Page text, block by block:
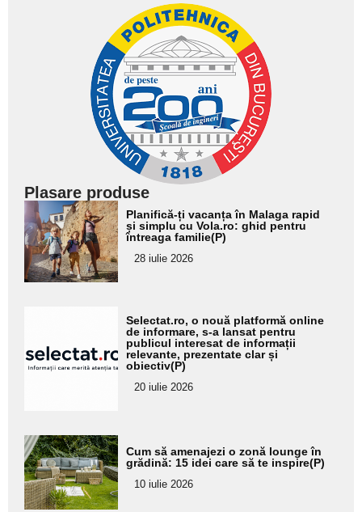
Plasare produse
Adaugă
aici textul
pentru
subtitlu
Planifică-ți vacanța în Malaga rapid
și simplu cu Vola.ro: ghid pentru
întreaga familie(P)
28 iulie 2026
pentru
subtitlu
Selectat.ro, o nouă platformă online
de informare, s-a lansat pentru
publicul interesat de informații
relevante, prezentate clar și
obiectiv(P)
20 iulie 2026
Adaugă
aici textul
pentru
subtitlu
Cum să amenajezi o zonă lounge în
grădină: 15 idei care să te inspire(P)
10 iulie 2026